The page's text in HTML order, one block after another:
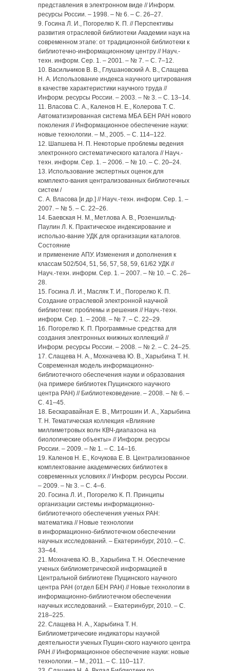
представления в электронном виде // Информ.
ресурсы России. – 1998. – № 6. – С. 26–27.
9. Госина Л. И., Погорелко К. П. // Перспективы
развития отраслевой библиотеки Академии наук на
современном этапе: от традиционной библиотеки к
библиотечно-информационному центру // Науч.-
техн. информ. Сер. 1. – 2001. – № 7. – С. 7–12.
10. Васильчиков В. В., Глушановский А. В., Слащева
Н. А. Использование индекса научного цитирования
в качестве характеристики научного труда //
Информ. ресурсы России. – 2003. – № 3. – С. 13–14.
11. Власова С. А., Каленов Н. Е., Колерова Т. С.
Автоматизированная система МБА БЕН РАН нового
поколения // Информационное обеспечение науки:
новые технологии. – М., 2005. – С. 114–122.
12. Шапшева Н. П. Некоторые проблемы ведения
электронного систематического каталога // Науч.-
техн. информ. Сер. 1. – 2006. – № 10. – С. 20–24.
13. Использование экспертных оценок для
комплекто-вания централизованных библиотечных
систем /
С. А. Власова [и др.] // Науч.-техн. информ. Сер. 1. –
2007. – № 5. – С. 22–26.
14. Баевская Н. М., Метлова А. В., Розеншильд-
Паулин Л. К. Практическое индексирование и
использо-вание УДК для организации каталогов.
Состояние
и применение АПУ. Изменения и дополнения к
классам 502/504, 51, 56, 57, 58, 59, 61/62 УДК //
Науч.-техн. информ. Сер. 1. – 2007. – № 10. – С. 26–
28.
15. Госина Л. И., Масляк Т. И., Погорелко К. П.
Создание отраслевой электронной научной
библиотеки: проблемы и решения // Науч.-техн.
информ. Сер. 1. – 2008. – № 7. – С. 22–29.
16. Погорелко К. П. Программные средства для
создания электронных книжных коллекций //
Информ. ресурсы России. – 2008. – № 2. – С. 24–25.
17. Слащева Н. А., Мохначева Ю. В., Харыбина Т. Н.
Современная модель информационно-
библиотечного обеспечения науки и образования
(на примере библиотек Пущинского научного
центра РАН) // Библиотековедение. – 2008. – № 6. –
С. 41–45.
18. Бескаравайная Е. В., Митрошин И. А., Харыбина
Т. Н. Тематическая коллекция «Влияние
миллиметровых волн КВЧ-диапазона на
биологические объекты» // Информ. ресурсы
России. – 2009. – № 1. – С. 14–16.
19. Каленов Н. Е., Кочукова Е. В. Централизованное
комплектование академических библиотек в
современных условиях // Информ. ресурсы России.
– 2009. – № 3. – С. 4–6.
20. Госина Л. И., Погорелко К. П. Принципы
организации системы информационно-
библиотечного обеспечения ученых РАН:
математика // Новые технологии
в информационно-библиотечном обеспечении
научных исследований. – Екатеринбург, 2010. – С.
33–44.
21. Мохначева Ю. В., Харыбина Т. Н. Обеспечение
ученых библиометрической информацией в
Центральной библиотеке Пущинского научного
центра РАН (отдел БЕН РАН) // Новые технологии в
информационно-библиотечном обеспечении
научных исследований. – Екатеринбург, 2010. – С.
218–225.
22. Слащева Н. А., Харыбина Т. Н.
Библиометрические индикаторы научной
деятельности ученых Пущин-ского научного центра
РАН // Информационное обеспечение науки: новые
технологии. – М., 2011. – C. 110–117.